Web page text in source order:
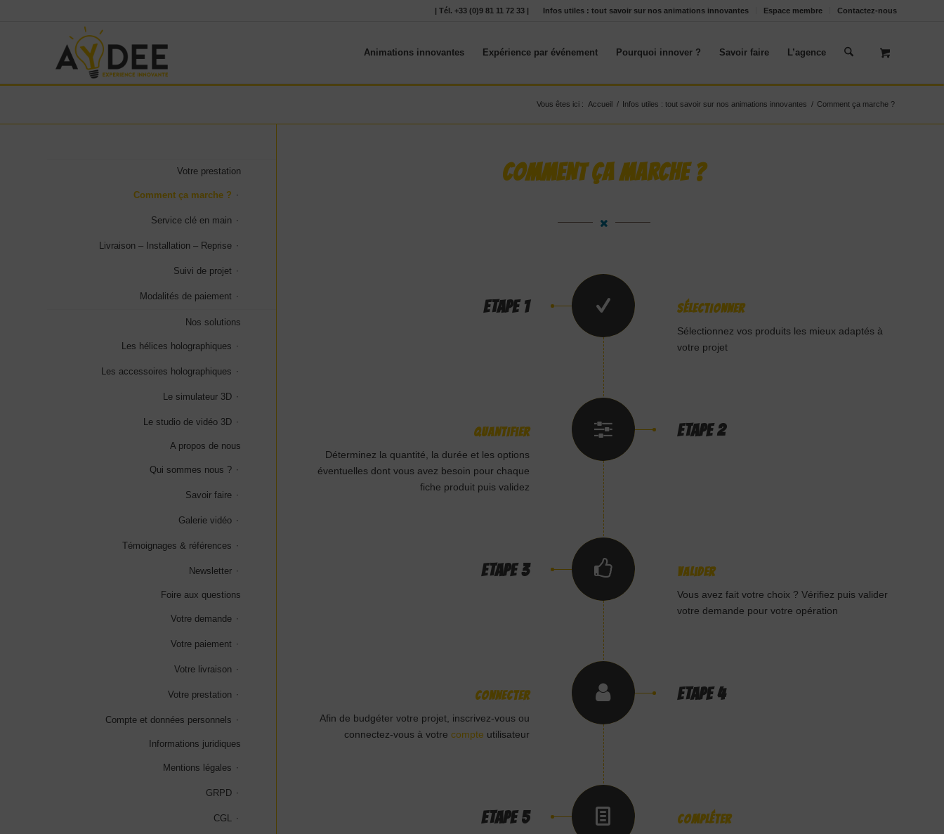
Infos utiles : tout savoir sur nos animations innovantes Espace membre Contactez-nous
| Tél. +33 (0)9 81 11 72 33 |
Animations innovantes Expérience par événement Pourquoi innover ? Savoir faire L’agence
Vous êtes ici : Accueil / Infos utiles : tout savoir sur nos animations innovantes / Comment ça marche ?
COMMENT ÇA MARCHE ?
ETAPE 1 Sélectionner
Sélectionnez vos produits les mieux adaptés à
votre projet
Quantifier
Déterminez la quantité, la durée et les options
éventuelles dont vous avez besoin pour chaque
fiche produit puis validez
ETAPE 2
ETAPE 3 Valider
Vous avez fait votre choix ? Vérifiez puis valider
votre demande pour votre opération
Connecter
Afin de budgéter votre projet, inscrivez-vous ou
connectez-vous à votre compte utilisateur
ETAPE 4
ETAPE 5 Compléter
Votre prestation
Comment ça marche ?
Service clé en main
Livraison – Installation – Reprise
Suivi de projet
Modalités de paiement
Nos solutions
Les hélices holographiques
Les accessoires holographiques
Le simulateur 3D
Le studio de vidéo 3D
A propos de nous
Qui sommes nous ?
Savoir faire
Galerie vidéo
Témoignages & références
Newsletter
Foire aux questions
Votre demande
Votre paiement
Votre livraison
Votre prestation
Compte et données personnels
Informations juridiques
Mentions légales
GRPD
CGL